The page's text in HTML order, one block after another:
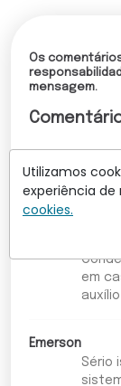
Os
mensagem.
em
Emerson
Sério
Utilizamos
experiência
cookies.